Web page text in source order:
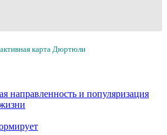
карта Дюртюли
направленность и популяризация